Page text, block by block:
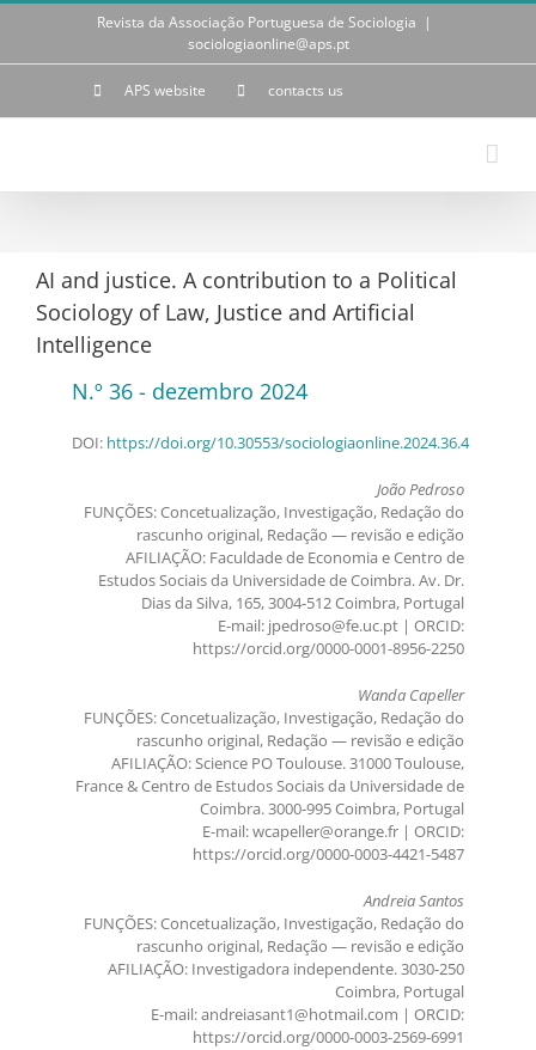
Skip
Revista da Associação Portuguesa de Sociologia |
sociologiaonline@aps.pt
APS website contacts us
AI and justice. A contribution to a Political
Sociology of Law, Justice and Artificial
Intelligence
N.º 36 - dezembro 2024
DOI: https://doi.org/10.30553/sociologiaonline.2024.36.4
João Pedroso
FUNÇÕES: Concetualização, Investigação, Redação do
rascunho original, Redação — revisão e edição
AFILIAÇÃO: Faculdade de Economia e Centro de
Estudos Sociais da Universidade de Coimbra. Av. Dr.
Dias da Silva, 165, 3004-512 Coimbra, Portugal
E-mail: jpedroso@fe.uc.pt | ORCID:
https://orcid.org/0000-0001-8956-2250
Wanda Capeller
FUNÇÕES: Concetualização, Investigação, Redação do
rascunho original, Redação — revisão e edição
AFILIAÇÃO: Science PO Toulouse. 31000 Toulouse,
France & Centro de Estudos Sociais da Universidade de
Coimbra. 3000-995 Coimbra, Portugal
E-mail: wcapeller@orange.fr | ORCID:
https://orcid.org/0000-0003-4421-5487
Andreia Santos
FUNÇÕES: Concetualização, Investigação, Redação do
rascunho original, Redação — revisão e edição
AFILIAÇÃO: Investigadora independente. 3030-250
Coimbra, Portugal
E-mail: andreiasant1@hotmail.com | ORCID:
https://orcid.org/0000-0003-2569-6991